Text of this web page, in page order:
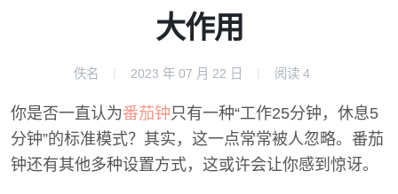
大作用
佚名 2023 年 07 月 22 日 阅读 4
你是否一直认为番茄钟只有一种“工作25分钟，休息5
分钟”的标准模式？其实，这一点常常被人忽略。番茄
钟还有其他多种设置方式，这或许会让你感到惊讶。